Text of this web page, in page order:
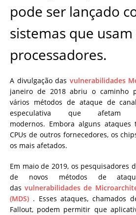
pode ser lançado
sistemas que usam
processadores.
A divulgação das vulnerabilidades
janeiro de 2018 abriu o caminho
vários métodos de ataque de
especulativa que afetam
modernos. Embora alguns ataques
CPUs de outros fornecedores, os
os mais afetados.
Em maio de 2019, os pesquisadores
de novos métodos de
dasvulnerabilidades de
(MDS) . Esses ataques, chamados
Fallout, podem permitir que